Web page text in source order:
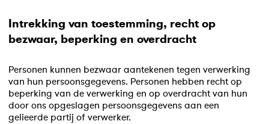
Intrekking van toestemming, recht op
bezwaar, beperking en overdracht
Personen kunnen bezwaar aantekenen tegen verwerking
van hun persoonsgegevens. Personen hebben recht op
beperking van de verwerking en op overdracht van hun
door ons opgeslagen persoonsgegevens aan een
gelieerde partij of verwerker.